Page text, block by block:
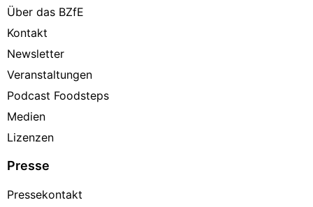
Über das BZfE
Kontakt
Newsletter
Veranstaltungen
Podcast Foodsteps
Medien
Lizenzen
Presse
Pressekontakt